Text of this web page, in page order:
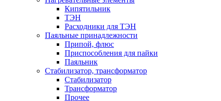
Кипятильник
ТЭН
Расходники для ТЭН
Паяльные принадлежности
Припой, флюс
Приспособления для пайки
Паяльник
Стабилизатор, трансформатор
Стабилизатор
Трансформатор
Прочее